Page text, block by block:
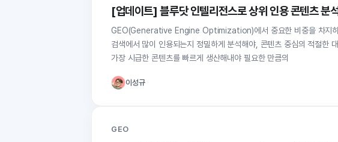
[업데이트] 블루닷 인텔리전스로 상위 인용 콘텐츠 분
GEO(Generative Engine Optimization)에서 중요한 비중을 차지하
검색에서 많이 인용되는지 정밀하게 분석해야, 콘텐츠 중심의 적절한
가장 시급한 콘텐츠를 빠르게 생산해내야 필요한 만큼의
이성규
GEO